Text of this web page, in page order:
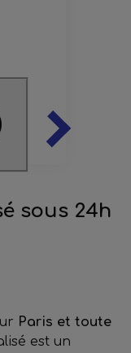
sous 24h
Paris et toute
est un